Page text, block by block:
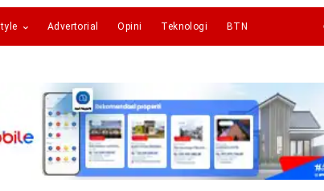
Advertorial Opini Teknologi BTN